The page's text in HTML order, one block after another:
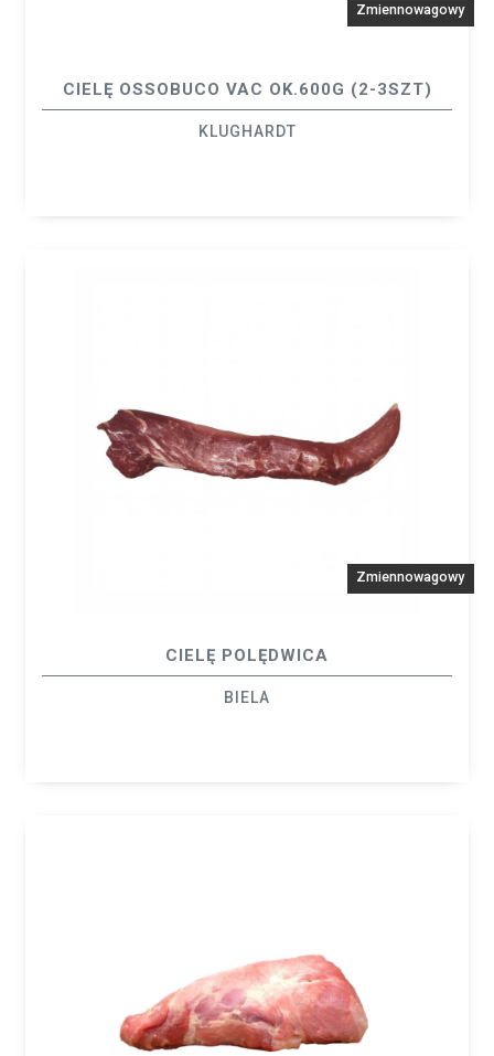
Zmiennowagowy
CIELĘ OSSOBUCO VAC OK.600G (2-3SZT)
KLUGHARDT
Zmiennowagowy
CIELĘ POLĘDWICA
BIELA